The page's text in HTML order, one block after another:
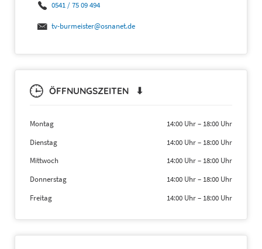
0541 / 75 09 494
tv-burmeister@osnanet.de
ÖFFNUNGSZEITEN ⬇
Montag 14:00 Uhr– 18:00 Uhr
Dienstag
14:00 Uhr– 18:00 Uhr
Mittwoch
14:00 Uhr– 18:00 Uhr
Donnerstag
14:00 Uhr– 18:00 Uhr
Freitag
14:00 Uhr– 18:00 Uhr